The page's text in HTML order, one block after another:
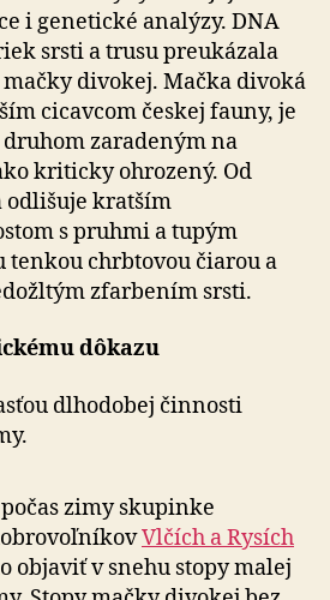
i genetické analýzy. DNA
srsti a trusu preukázala
divokej. Mačka di­vo­ká
cicavcom českej fauny, je
zaradeným na
kriticky ohrozený. Od
odlišuje kratším
s pruhmi a tupým
tenkou chrbtovou čiarou a
zfarbením srsti.
dôkazu
dlhodobej činnosti
počas zimy skupinke
Vlčích a Rysích
objaviť v snehu stopy malej